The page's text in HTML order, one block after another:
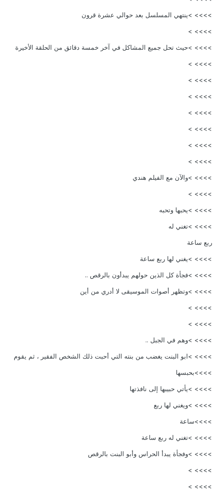
>>>> >ينتهي المسلسل بعد حوالي عشرة قرون
>>>> >
>>>> >حيث تحل جميع المشاكل في آخر خمسة دقائق من الحلقة الأخيرة
>>>> >
>>>> >
>>>> >
>>>> >
>>>> >
>>>> >
>>>> >
>>>> >والآن مع الفيلم هندي
>>>> >
>>>> >يحبها وتحبه
>>>> >تغني له
ربع ساعة
>>>> >يغني لها ربع ساعة
>>>> >فجأة كل الذين حولهم يبدأون بالرقص ..
>>>> >وتظهر أصوات الموسيقى لا أدري من أين
>>>> >
>>>> >
>>>> >وهم في الجبل ..
>>>> >ابو البنت يغضب من بنته التي أحبت ذلك الشخص الفقير ، ثم يقوم
>>>>بحبسها
>>>> >يأتي حبيبها إلى نافذتها
>>>> >ويغني لها ربع
>>>>ساعة
>>>> >تغني له ربع ساعة
>>>> >وفجأة يبدأ الحراس وأبو البنت بالرقص
>>>> >
>>>> >